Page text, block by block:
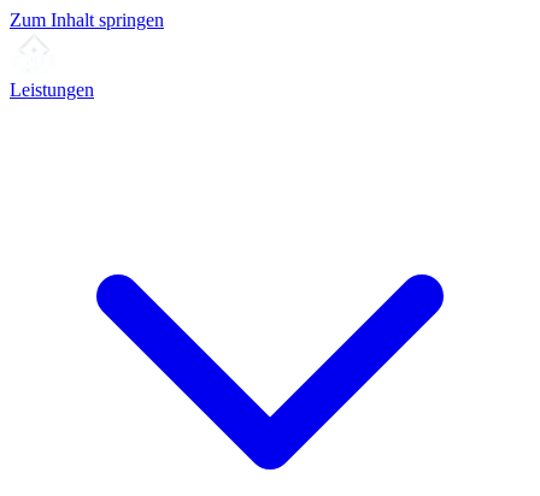
Zum Inhalt springen
Leistungen